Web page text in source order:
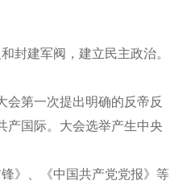
建军阀，建立民主政治。
第一次提出明确的反帝反
产国际。大会选举产生中央
》、《中国共产党党报》等